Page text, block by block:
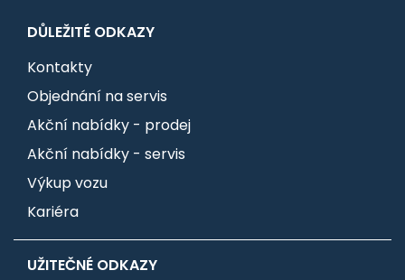
DŮLEŽITÉ ODKAZY
Kontakty
Objednání na servis
Akční nabídky - prodej
Akční nabídky - servis
Výkup vozu
Kariéra
UŽITEČNÉ ODKAZY